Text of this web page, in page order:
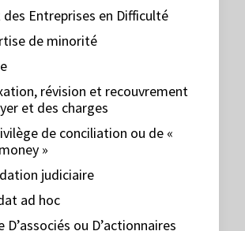
des Entreprises en Difficulté
de minorité
révision et recouvrement
et des charges
de conciliation ou de «
»
judiciaire
ad hoc
D’associés ou D’actionnaires